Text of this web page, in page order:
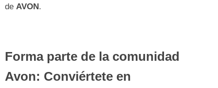
de AVON.
Forma parte de la comunidad
Avon: Conviértete en